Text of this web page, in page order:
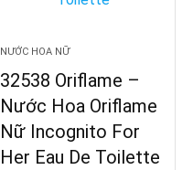
NƯỚC HOA NỮ
32538 Oriflame –
Nước Hoa Oriflame
Nữ Incognito For
Her Eau De Toilette